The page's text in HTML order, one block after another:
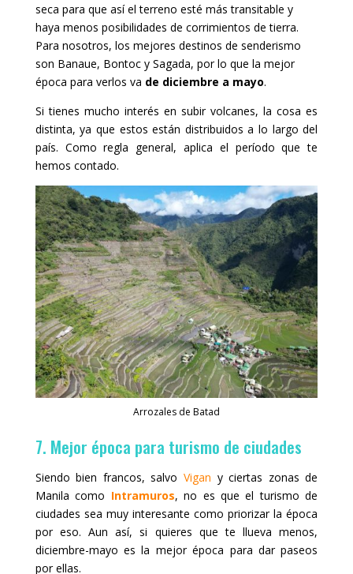
seca para que así el terreno esté más transitable y
haya menos posibilidades de corrimientos de tierra.
Para nosotros, los mejores destinos de senderismo
son Banaue, Bontoc y Sagada, por lo que la mejor
época para verlos va de diciembre a mayo.
Si tienes mucho interés en subir volcanes, la cosa es
distinta, ya que estos están distribuidos a lo largo del
país. Como regla general, aplica el período que te
hemos contado.
Arrozales de Batad
7. Mejor época para turismo de ciudades
Siendo bien francos, salvo Vigan y ciertas zonas de
Manila como Intramuros, no es que el turismo de
ciudades sea muy interesante como priorizar la época
por eso. Aun así, si quieres que te llueva menos,
diciembre-mayo es la mejor época para dar paseos
por ellas.